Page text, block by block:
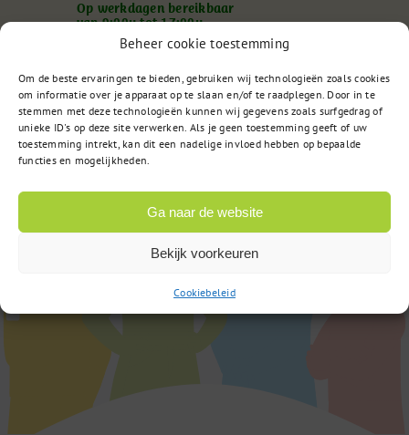
Beheer cookie toestemming
Om de beste ervaringen te bieden, gebruiken wij technologieën zoals cookies
om informatie over je apparaat op te slaan en/of te raadplegen. Door in te
stemmen met deze technologieën kunnen wij gegevens zoals surfgedrag of
unieke ID's op deze site verwerken. Als je geen toestemming geeft of uw
toestemming intrekt, kan dit een nadelige invloed hebben op bepaalde
functies en mogelijkheden.
Ga naar de website
Bekijk voorkeuren
Cookiebeleid
Op werkdagen bereikbaar
van 9:00u tot 17:00u
of Stuur een bericht